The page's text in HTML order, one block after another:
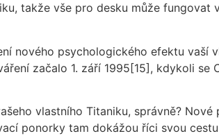
takže vše pro desku může fungovat
nového psychologického efektu vaší
začalo 1. září 1995[15], kdykoli se
vlastního Titaniku, správně?
ponorky tam dokážou říci svou